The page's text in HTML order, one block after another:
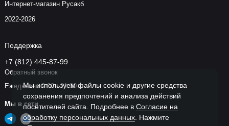
Мы используем файлы cookie и другие средства
сохранения предпочтений и анализа действий
посетителей сайта. Подробнее в Согласие на
обработку персональных данных . Нажмите
Интернет-магазин Русакб
2022-2026
Поддержка
+7 (812) 445-87-99
Обратный звонок
Ежедневно 9:00 - 21:00
Мы в сети